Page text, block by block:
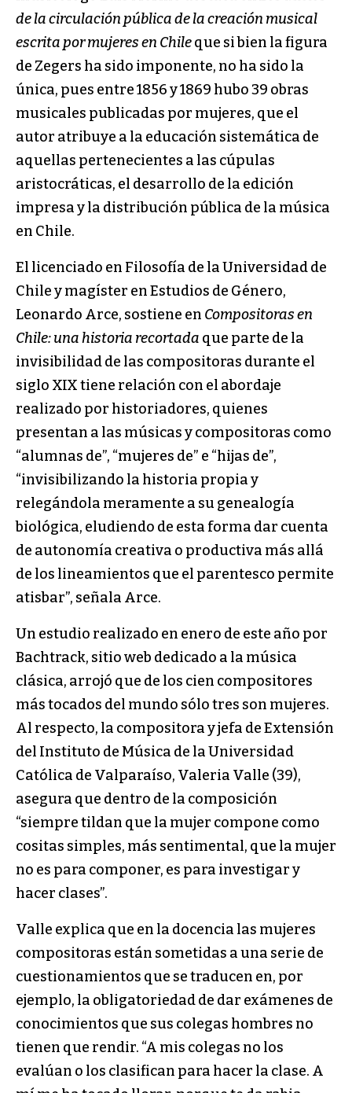
de la circulación pública de la creación musical
escrita por mujeres en Chileque si bien la figura
de Zegers ha sido imponente, no ha sido la
única, pues entre 1856 y 1869 hubo 39 obras
musicales publicadas por mujeres, que el
autor atribuye a la educación sistemática de
aquellas pertenecientes a las cúpulas
aristocráticas, el desarrollo de la edición
impresa y la distribución pública de la música
en Chile.
El licenciado en Filosofía de la Universidad de
Chile y magíster en Estudios de Género,
Leonardo Arce, sostiene en Compositoras en
Chile: una historia recortada que parte de la
invisibilidad de las compositoras durante el
siglo XIX tiene relación con el abordaje
realizado por historiadores, quienes
presentan a las músicas y compositoras como
“alumnas de”, “mujeres de” e “hijas de”,
“invisibilizando la historia propia y
relegándola meramente a su genealogía
biológica, eludiendo de esta forma dar cuenta
de autonomía creativa o productiva más allá
de los lineamientos que el parentesco permite
atisbar”, señala Arce.
Un estudio realizado en enero de este año por
Bachtrack, sitio web dedicado a la música
clásica, arrojó que de los cien compositores
más tocados del mundo sólo tres son mujeres.
Al respecto, la compositora y jefa de Extensión
del Instituto de Música de la Universidad
Católica de Valparaíso, Valeria Valle (39),
asegura que dentro de la composición
“siempre tildan que la mujer compone como
cositas simples, más sentimental, que la mujer
no es para componer, es para investigar y
hacer clases”.
Valle explica que en la docencia las mujeres
compositoras están sometidas a una serie de
cuestionamientos que se traducen en, por
ejemplo, la obligatoriedad de dar exámenes de
conocimientos que sus colegas hombres no
tienen que rendir. “A mis colegas no los
evalúan o los clasifican para hacer la clase. A